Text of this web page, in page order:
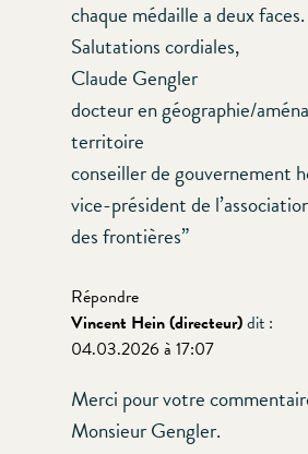
chaque médaille a deux faces.
Salutations cordiales,
Claude Gengler
docteur en géographie/
territoire
conseiller de gouvernement
vice-président de
des frontières”
Répondre
Vincent Hein (directeur)dit :
04.03.2026 à 17:07
Merci pour votre
Monsieur Gengler.